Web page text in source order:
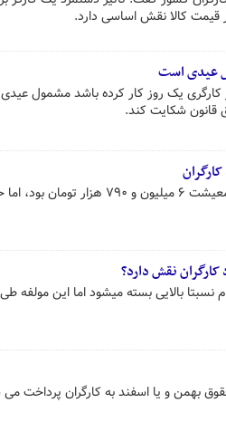
قیمت کالا نقش اساسی دارد.
عیدی است
کارگری یک روز کار کرده باشد مشمول
قانون شکایت کند.
نقش دارد؟
بالایی بسته میشود اما این مولفه
بهمن و یا اسفند به کارگران پرداخت